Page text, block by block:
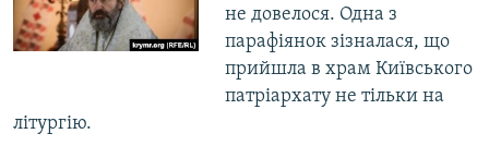
не довелося. Одна з
парафіянок зізналася, що
прийшла в храм Київського
патріархату не тільки на
літургію.